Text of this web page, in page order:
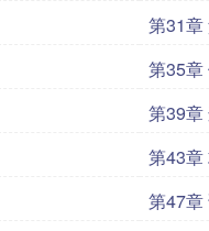
第31章
第35章
第39章
第43章
第47章